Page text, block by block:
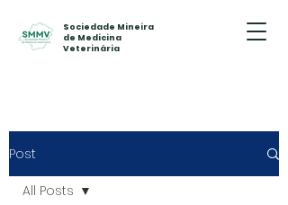
Sociedade Mineira
de Medicina
Veterinária
Post
All Posts